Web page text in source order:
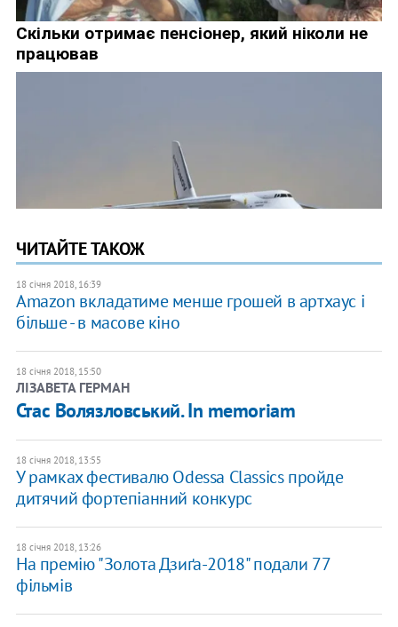
ЧИТАЙТЕ ТАКОЖ
18 січня 2018, 16:39
Amazon вкладатиме менше грошей в артхаус і
більше - в масове кіно
18 січня 2018, 15:50
ЛІЗАВЕТА ГЕРМАН
Стас Волязловський. In memoriam
18 січня 2018, 13:55
У рамках фестивалю Odessa Classics пройде
дитячий фортепіанний конкурс
18 січня 2018, 13:26
На премію "Золота Дзиґа-2018" подали 77
фільмів